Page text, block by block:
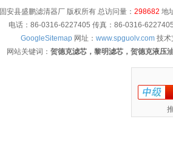
固安县盛鹏滤清器厂 版权所有 总访问量： 298682 地
电话：86-0316-6227405 传真：86-0316-
GoogleSitemap 网址： www.spguolv.com 技术
网站关键词： 贺德克滤芯，黎明滤芯，贺德克液压